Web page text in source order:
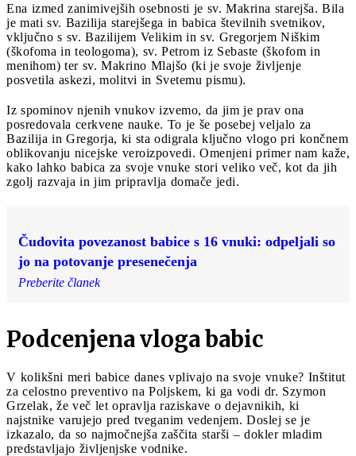
Ena izmed zanimivejših osebnosti je sv. Makrina starejša. Bila
je mati sv. Bazilija starejšega in babica številnih svetnikov,
vključno s sv. Bazilijem Velikim in sv. Gregorjem Niškim
(škofoma in teologoma), sv. Petrom iz Sebaste (škofom in
menihom) ter sv. Makrino Mlajšo (ki je svoje življenje
posvetila askezi, molitvi in Svetemu pismu).
Iz spominov njenih vnukov izvemo, da jim je prav ona
posredovala cerkvene nauke. To je še posebej veljalo za
Bazilija in Gregorja, ki sta odigrala ključno vlogo pri končnem
oblikovanju nicejske veroizpovedi. Omenjeni primer nam kaže,
kako lahko babica za svoje vnuke stori veliko več, kot da jih
zgolj razvaja in jim pripravlja domače jedi.
Čudovita povezanost babice s 16 vnuki: odpeljali so
jo na potovanje presenečenja
Preberite članek
Podcenjena vloga babic
V kolikšni meri babice danes vplivajo na svoje vnuke? Inštitut
za celostno preventivo na Poljskem, ki ga vodi dr. Szymon
Grzelak, že več let opravlja raziskave o dejavnikih, ki
najstnike varujejo pred tveganim vedenjem. Doslej se je
izkazalo, da so najmočnejša zaščita starši – dokler mladim
predstavljajo življenjske vodnike.